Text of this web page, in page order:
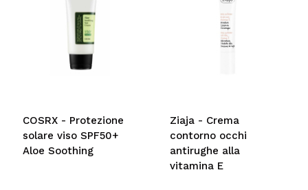
COSRX - Protezione
solare viso SPF50+
Aloe Soothing
Ziaja - Crema
contorno occhi
antirughe alla
vitamina E